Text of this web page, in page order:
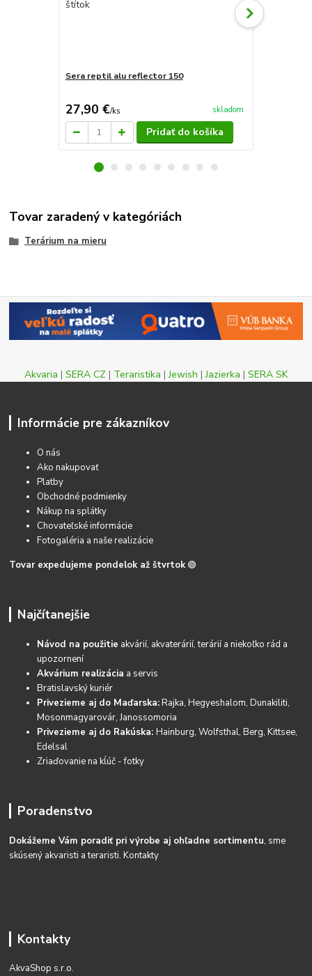
Sera reptil alu reflector 150
27,90 €/ks skladom
Pridať do košíka
Tovar zaradený v kategóriách
Terárium na mieru
Akvaria | SERA CZ | Teraristika |Jewish |Jazierka | SERA SK
Informácie pre zákazníkov
O nás
Ako nakupovať
Platby
Obchodné podmienky
Nákup na splátky
Chovateľské informácie
Fotogaléria a naše realizácie
Tovar expedujeme pondelok až štvrtok 🟢
Najčítanejšie
Návod na použitie akvárií, akvaterárií, terárií a niekoľko rád a
upozornení
Akvárium realizácia a servis
Bratislavský kuriér
Privezieme aj do Maďarska:Rajka, Hegyeshalom, Dunakiliti,
Mosonmagyarovár, Janossomoria
Privezieme aj do Rakúska:Hainburg, Wolfsthal, Berg, Kittsee,
Edelsal
Zriaďovanie na kĺúč - fotky
Poradenstvo
Dokážeme Vám poradiť pri výrobe aj ohľadne sortimentu, sme
skúsený akvaristi a teraristi.Kontakty
Kontakty
AkvaShop s.r.o.